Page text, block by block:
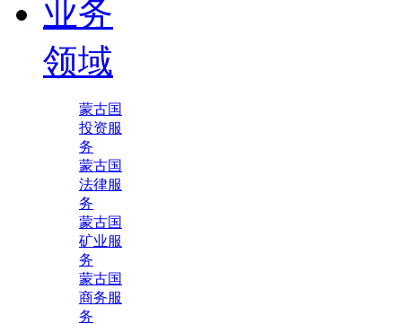
业务
领域
蒙古国
投资服
务
蒙古国
法律服
务
蒙古国
矿业服
务
蒙古国
商务服
务